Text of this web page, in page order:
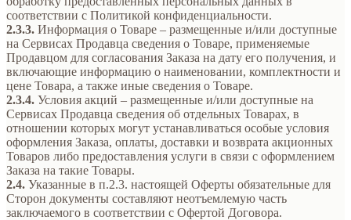
соответствии с Политикой конфиденциальности.
2.3.3. Информация о Товаре – размещенные и/или доступные
на Сервисах Продавца сведения о Товаре, применяемые
Продавцом для согласования Заказа на дату его получения, и
включающие информацию о наименовании, комплектности и
цене Товара, а также иные сведения о Товаре.
2.3.4. Условия акций – размещенные и/или доступные на
Сервисах Продавца сведения об отдельных Товарах, в
отношении которых могут устанавливаться особые условия
оформления Заказа, оплаты, доставки и возврата акционных
Товаров либо предоставления услуги в связи с оформлением
Заказа на такие Товары.
2.4. Указанные в п.2.3. настоящей Оферты обязательные для
Сторон документы составляют неотъемлемую часть
заключаемого в соответствии с Офертой Договора.